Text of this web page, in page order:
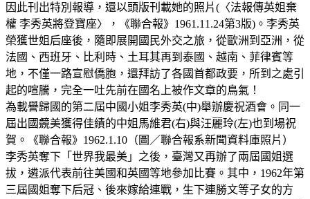
因此刊出特別報導，還以頭版刊載她的照片(〈法報傳英姐棄
權 李秀英將登寶座〉，《聯合報》1961.11.24第3版)。李秀英
榮獲世姐后座後，隨即展開國民外交之旅，從歐洲到亞洲，從
法國、西班牙、比利時、土耳其再到泰國、越南、菲律賓等
地，不僅一路宣慰僑胞，還拜訪了各國首都政要，所到之處引
起的喧騰，完全一吐先前在國名上被作文章的鳥氣！
為載譽歸國的第二屆中國小姐李秀英(中)舉辦慶祝酒會。同一
屆出國竸美獲得佳績的中姐馬維君(右)與汪麗玲(左)也到場祝
賀。《聯合報》1962.1.10（圖／聯合報系新聞資料庫照片）
李秀英奪下「世界我最美」之後，臺灣又再辦了兩屆國姐選
拔，遴派代表前往美國和英國等地參加比賽。其中，1962年第
三屆國姐奪下后冠、後來嫁給連戰，生下連勝文等子女的方